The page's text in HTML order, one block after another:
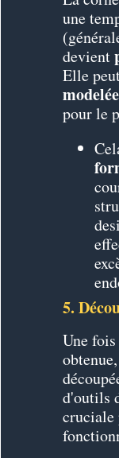
une
devient
Elle
modelée
pour le
5.
Une
d'outils
cruciale